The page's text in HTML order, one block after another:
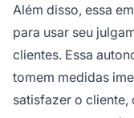
Além disso, essa
para usar seu
clientes. Essa
tomem medidas
satisfazer o